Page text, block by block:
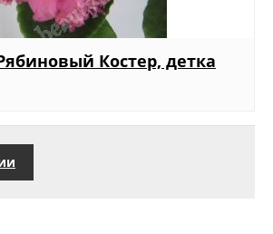
Костер, детка